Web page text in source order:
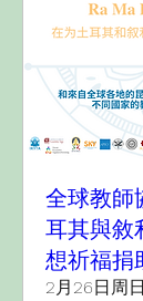
全球教師
耳其與敘
想祈福捐
2月26日周日